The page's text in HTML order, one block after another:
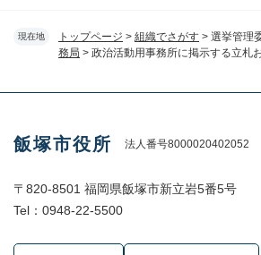
現在地 トップページ > 組織でさがす > 選挙管理
務局 > 政治活動用事務所に掲示する立札
飯塚市役所 法人番号8000020402052
〒820-8501 福岡県飯塚市新立岩5番5号
Tel：0948-22-5500